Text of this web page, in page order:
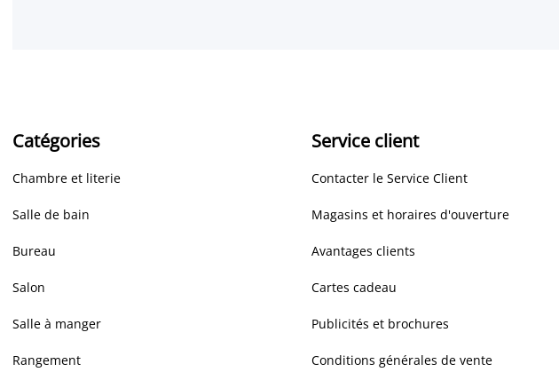
Catégories
Chambre et literie
Salle de bain
Bureau
Salon
Salle à manger
Rangement
Service client
Contacter le Service Client
Magasins et horaires d'ouverture
Avantages clients
Cartes cadeau
Publicités et brochures
Conditions générales de vente